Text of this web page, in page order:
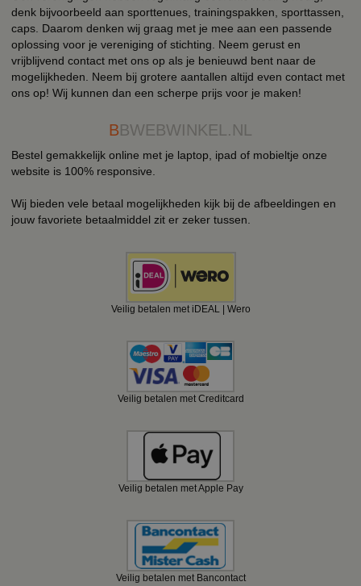
denk bijvoorbeeld aan sporttenues, trainingspakken, sporttassen,
caps. Daarom denken wij graag met je mee aan een passende
oplossing voor je vereniging of stichting. Neem gerust en
vrijblijvend contact met ons op als je benieuwd bent naar de
mogelijkheden. Neem bij grotere aantallen altijd even contact met
ons op! Wij kunnen dan een scherpe prijs voor je maken!
BBWEBWINKEL.NL
Bestel gemakkelijk online met je laptop, ipad of mobieltje onze
website is 100% responsive.
Wij bieden vele betaal mogelijkheden kijk bij de afbeeldingen en
jouw favoriete betaalmiddel zit er zeker tussen.
Veilig betalen met iDEAL | Wero
Veilig betalen met Creditcard
Veilig betalen met Apple Pay
Veilig betalen met Bancontact